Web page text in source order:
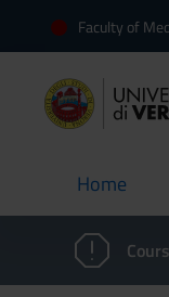
Faculty of
Home
current